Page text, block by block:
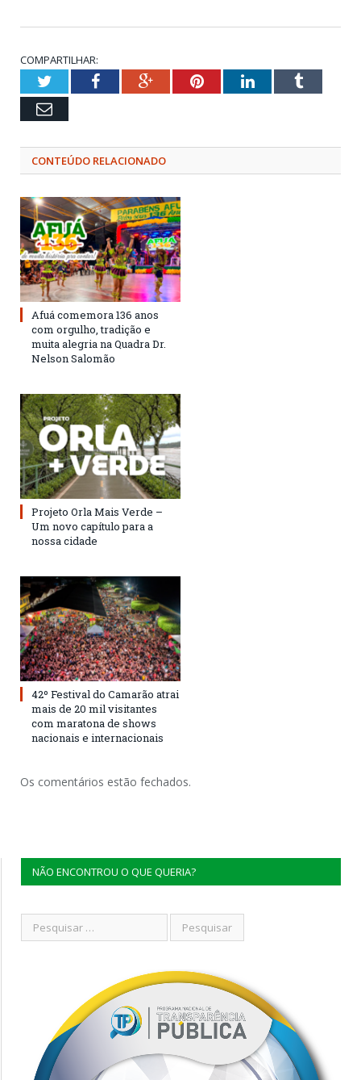
COMPARTILHAR:
TwitterFacebookGoogle+PinterestLinkedInTumblr
Email
CONTEÚDO RELACIONADO
Afuá comemora 136 anos
com orgulho, tradição e
muita alegria na Quadra Dr.
Nelson Salomão
Projeto Orla Mais Verde –
Um novo capítulo para a
nossa cidade
42º Festival do Camarão atrai
mais de 20 mil visitantes
com maratona de shows
nacionais e internacionais
Os comentários estão fechados.
NÃO ENCONTROU O QUE QUERIA?